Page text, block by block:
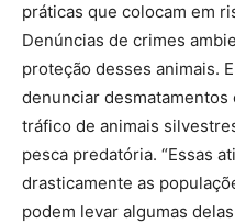
práticas que colocam em
Denúncias de crimes
proteção desses animais.
denunciar desmatamentos
tráfico de animais
pesca predatória. “Essas
drasticamente as
podem levar algumas